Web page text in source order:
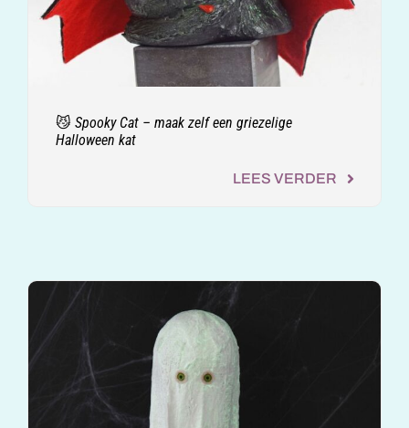
😼 Spooky Cat – maak zelf een griezelige
Halloween kat
LEES VERDER